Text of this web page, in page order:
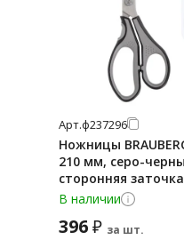
Арт.ф237296
Ножницы
210 мм, серо-
сторонняя
В наличии
396₽ за шт.